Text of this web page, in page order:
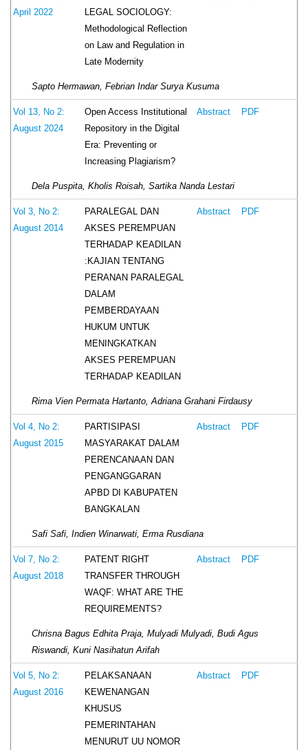
April 2022
LEGAL SOCIOLOGY:
Methodological Reflection
on Law and Regulation in
Late Modernity
Sapto Hermawan, Febrian Indar Surya Kusuma
Vol 13, No 2:
August 2024
Open Access Institutional
Repository in the Digital
Era: Preventing or
Increasing Plagiarism?
Abstract PDF
Dela Puspita, Kholis Roisah, Sartika Nanda Lestari
Vol 3, No 2:
August 2014
PARALEGAL DAN
AKSES PEREMPUAN
TERHADAP KEADILAN
:KAJIAN TENTANG
PERANAN PARALEGAL
DALAM
PEMBERDAYAAN
HUKUM UNTUK
MENINGKATKAN
AKSES PEREMPUAN
TERHADAP KEADILAN
Abstract PDF
Rima Vien Permata Hartanto, Adriana Grahani Firdausy
Vol 4, No 2:
August 2015
PARTISIPASI
MASYARAKAT DALAM
PERENCANAAN DAN
PENGANGGARAN
APBD DI KABUPATEN
BANGKALAN
Abstract PDF
Safi Safi, Indien Winarwati, Erma Rusdiana
Vol 7, No 2:
August 2018
PATENT RIGHT
TRANSFER THROUGH
WAQF: WHAT ARE THE
REQUIREMENTS?
Abstract PDF
Chrisna Bagus Edhita Praja, Mulyadi Mulyadi, Budi Agus
Riswandi, Kuni Nasihatun Arifah
Vol 5, No 2:
August 2016
PELAKSANAAN
KEWENANGAN
KHUSUS
PEMERINTAHAN
MENURUT UU NOMOR
Abstract PDF